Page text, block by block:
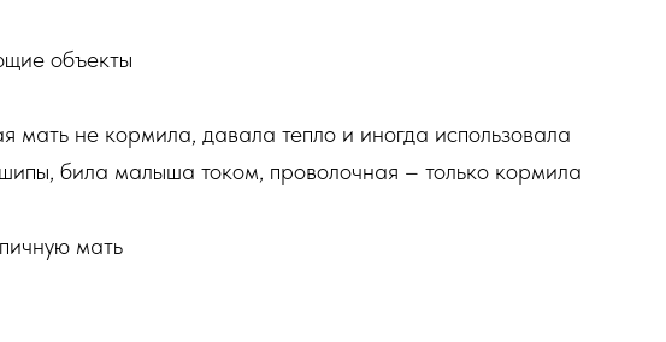
объекты
мать не кормила, давала тепло и иногда использовала
била малыша током, проволочная – только кормила
мать